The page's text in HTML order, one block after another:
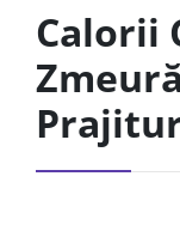
Calorii